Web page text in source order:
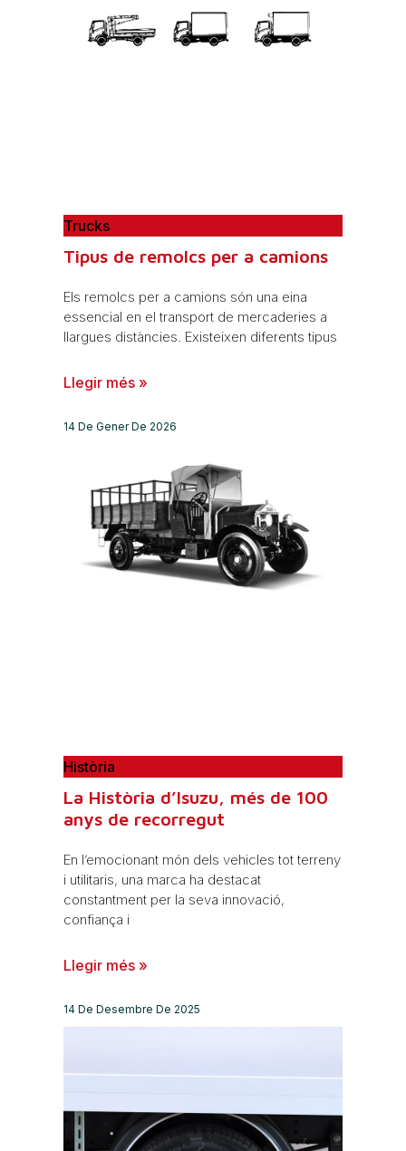
Trucks
Tipus de remolcs per a camions
Els remolcs per a camions són una eina
essencial en el transport de mercaderies a
llargues distàncies. Existeixen diferents tipus
Llegir més »
14 De Gener De 2026
Història
La Història d’Isuzu, més de 100
anys de recorregut
En l’emocionant món dels vehicles tot terreny
i utilitaris, una marca ha destacat
constantment per la seva innovació,
confiança i
Llegir més »
14 De Desembre De 2025